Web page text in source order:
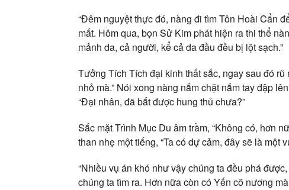
“Đêm nguyệt thực đó, nàng đi tìm Tôn Hoài Cẩn
mất. Hôm qua, bọn Sử Kim phát hiện ra thi thể
mảnh da, cả người, kể cả da đầu đều bị lột sạch.”
Tưởng Tích Tích đại kinh thất sắc, ngay sau đó
nhỏ mà.” Nói xong nàng nắm chặt nắm tay đập
“Đại nhân, đã bắt được hung thủ chưa?”
Sắc mặt Trình Mục Du âm trầm, “Không có, hơn
than nhẹ một tiếng, “Ta có dự cảm, đây sẽ là một
“Nhiều vụ án khó như vậy chúng ta đều phá
chúng ta tìm ra. Hơn nữa còn có Yến cô nương